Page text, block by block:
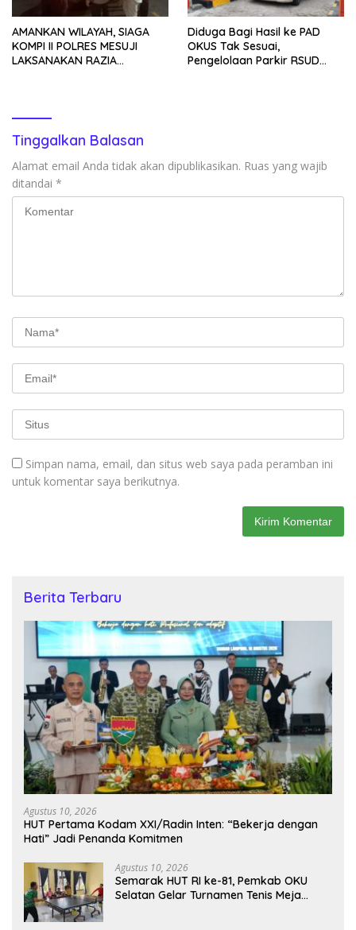
AMANKAN WILAYAH, SIAGA
KOMPI II POLRES MESUJI
LAKSANAKAN RAZIA
Diduga Bagi Hasil ke PAD
OKUS Tak Sesuai,
Pengelolaan Parkir RSUD
Tinggalkan Balasan
Alamat email Anda tidak akan dipublikasikan. Ruas yang wajib
ditandai *
Simpan nama, email, dan situs web saya pada peramban ini
untuk komentar saya berikutnya.
Berita Terbaru
Agustus 10, 2026
HUT Pertama Kodam XXI/Radin Inten: “Bekerja dengan
Hati” Jadi Penanda Komitmen
Agustus 10, 2026
Semarak HUT RI ke-81, Pemkab OKU
Selatan Gelar Turnamen Tenis Meja